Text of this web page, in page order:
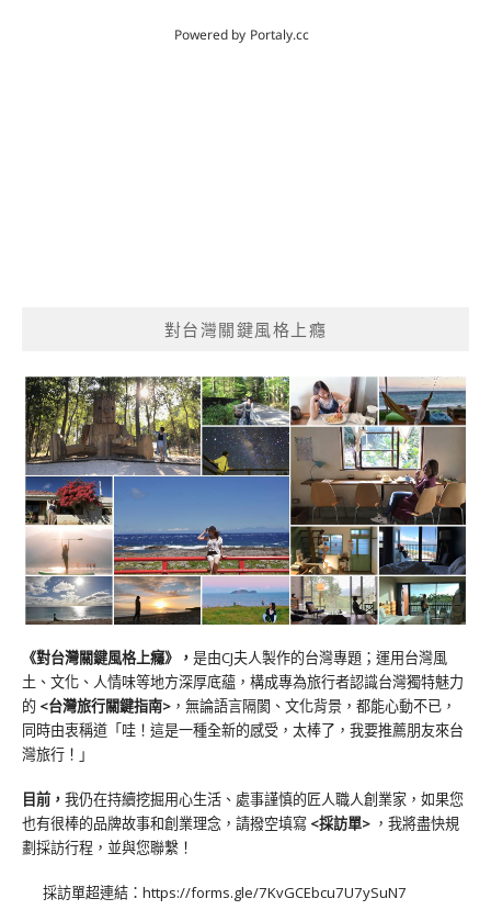
對台灣關鍵風格上癮
《對台灣關鍵風格上癮》 ， 是由CJ夫人製作的台灣專題；運用台灣風
土、文化、人情味等地方深厚底蘊，構成專為旅行者認識台灣獨特魅力
的 <台灣旅行關鍵指南> ，無論語言隔閡、文化背景，都能心動不已，
同時由衷稱道「哇！這是一種全新的感受，太棒了，我要推薦朋友來台
灣旅行！」
目前， 我仍在持續挖掘用心生活、處事謹慎的匠人職人創業家，如果您
也有很棒的品牌故事和創業理念，請撥空填寫 <採訪單> ，我將盡快規
劃採訪行程，並與您聯繫！
採訪單超連結： https://forms.gle/7KvGCEbcu7U7ySuN7